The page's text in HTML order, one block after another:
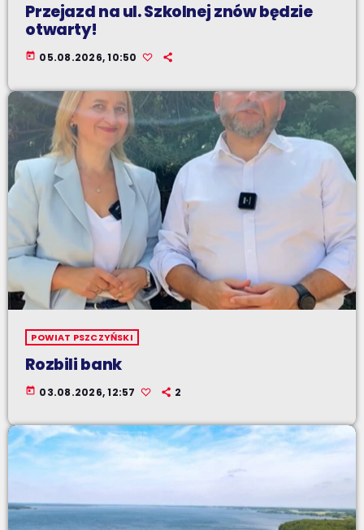
Przejazd na ul. Szkolnej znów będzie
otwarty!
today 05.08.2026, 10:50
POWIAT PSZCZYŃSKI
Rozbili bank
today 03.08.2026, 12:57 2